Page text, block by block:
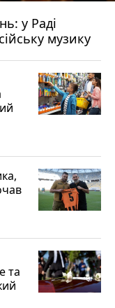
у Раді
музику
та